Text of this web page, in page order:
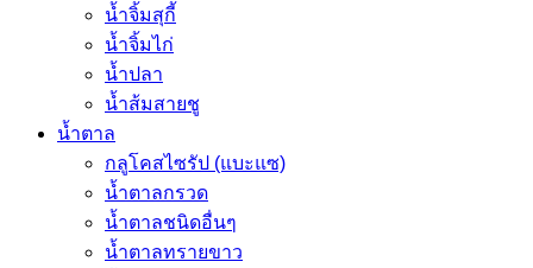
น้ำจิ้มสุกี้
น้ำจิ้มไก่
น้ำปลา
น้ำส้มสายชู
น้ำตาล
กลูโคสไซรัป (แบะแซ)
น้ำตาลกรวด
น้ำตาลชนิดอื่นๆ
น้ำตาลทรายขาว